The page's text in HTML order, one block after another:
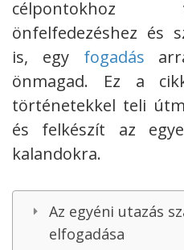
célpontokhoz
önfelfedezéshez és
is, egy fogadás
önmagad. Ez a
történetekkel teli
és felkészít az
kalandokra.
Az egyéni utazás
elfogadása